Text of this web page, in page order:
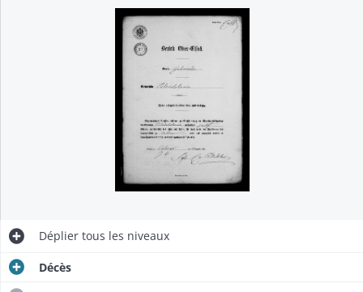
Déplier tous les niveaux
Décès